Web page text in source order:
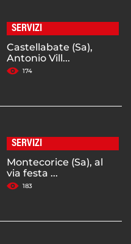
SERVIZI
Castellabate (Sa),
Antonio Vill...
174
SERVIZI
Montecorice (Sa), al
via festa ...
183